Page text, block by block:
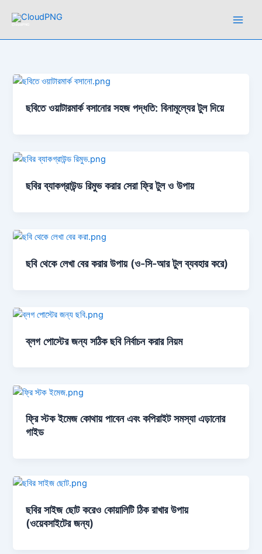
ছবিতে ওয়াটারমার্ক বসানোর সহজ পদ্ধতি: বিনামূল্যের টুল দিয়ে
ছবির ব্যাকগ্রাউন্ড রিমুভ করার সেরা ফ্রি টুল ও উপায়
ছবি থেকে লেখা বের করার উপায় (ও-সি-আর টুল ব্যবহার করে)
ব্লগ পোস্টের জন্য সঠিক ছবি নির্বাচন করার নিয়ম
ফ্রি স্টক ইমেজ কোথায় পাবেন এবং কপিরাইট সমস্যা এড়ানোর
গাইড
ছবির সাইজ ছোট করেও কোয়ালিটি ঠিক রাখার উপায়
(ওয়েবসাইটের জন্য)